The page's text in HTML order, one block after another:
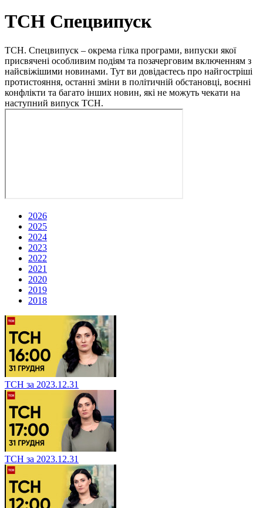
ТСН Спецвипуск
ТСН. Спецвипуск – окрема гілка програми, випуски якої
присвячені особливим подіям та позачерговим включенням з
найсвіжішими новинами. Тут ви довідаєтесь про найгостріші
протистояння, останні зміни в політичній обстановці, воєнні
конфлікти та багато інших новин, які не можуть чекати на
наступний випуск ТСН.
2026
2025
2024
2023
2022
2021
2020
2019
2018
ТСН за 2023.12.31
ТСН за 2023.12.31